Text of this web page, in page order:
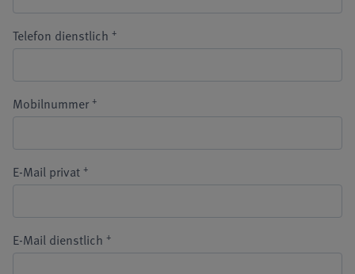
Telefon dienstlich +
Mobilnummer +
E-Mail privat +
E-Mail dienstlich +